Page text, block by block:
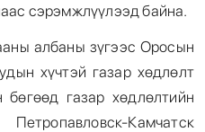
сэрэмжлүүлээд байна.
албаны зүгээс Оросын
хүчтэй газар хөдлөлт
газар хөдлөлтийн
Камчатск